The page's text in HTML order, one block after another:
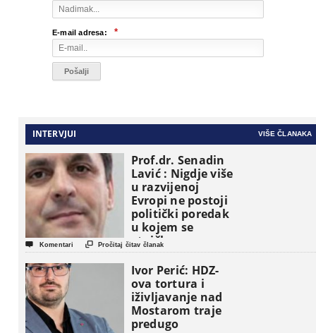
E-mail adresa: *
INTERVJUI VIŠE ČLANAKA
Prof.dr. Senadin
Lavić : Nigdje više
u razvijenoj
Evropi ne postoji
politički poredak
u kojem se
etničke grupe
pojavljuju kao
osnovne
političke jedinice
 Komentari  Pročitaj čitav članak
Ivor Perić: HDZ-
ova tortura i
iživljavanje nad
Mostarom traje
predugo